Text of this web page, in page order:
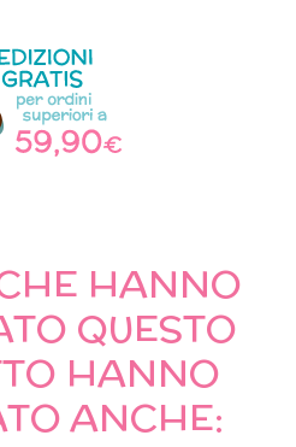
HANNO
QUESTO
HANNO
ANCHE: